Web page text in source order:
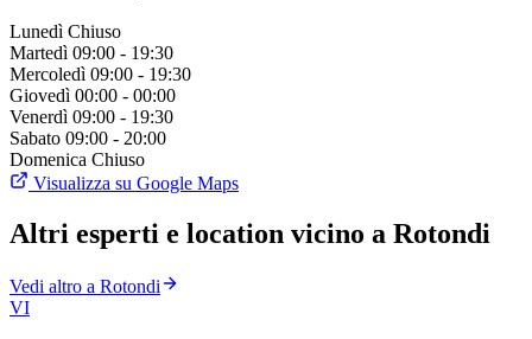
Lunedì Chiuso
Martedì 09:00 - 19:30
Mercoledì 09:00 - 19:30
Giovedì 00:00 - 00:00
Venerdì 09:00 - 19:30
Sabato 09:00 - 20:00
Domenica Chiuso
Visualizza su Google Maps
Altri esperti e location vicino a Rotondi
Vedi altro a Rotondi
VI